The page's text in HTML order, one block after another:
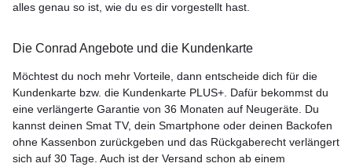
alles genau so ist, wie du es dir vorgestellt hast.
Die Conrad Angebote und die Kundenkarte
Möchtest du noch mehr Vorteile, dann entscheide dich für die
Kundenkarte bzw. die Kundenkarte PLUS+. Dafür bekommst du
eine verlängerte Garantie von 36 Monaten auf Neugeräte. Du
kannst deinen Smat TV, dein Smartphone oder deinen Backofen
ohne Kassenbon zurückgeben und das Rückgaberecht verlängert
sich auf 30 Tage. Auch ist der Versand schon ab einem